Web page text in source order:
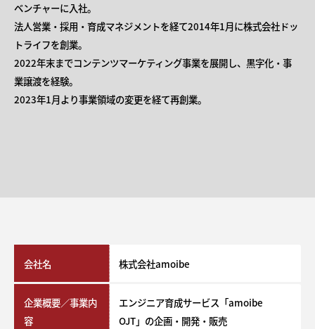
ベンチャーに入社。
法人営業・採用・育成マネジメントを経て2014年1月に株式会社ドッ
トライフを創業。
2022年末までコンテンツマーケティング事業を展開し、黒字化・事
業譲渡を経験。
2023年1月より事業領域の変更を経て再創業。
会社名 株式会社amoibe
企業概要／事業内
容
エンジニア育成サービス「amoibe
OJT」の企画・開発・販売